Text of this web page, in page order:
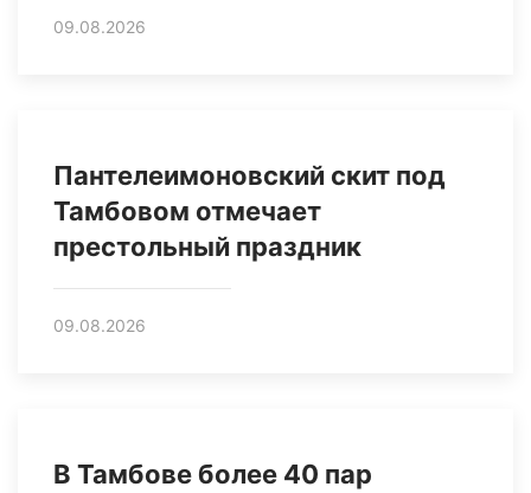
09.08.2026
Пантелеимоновский скит под
Тамбовом отмечает
престольный праздник
09.08.2026
В Тамбове более 40 пар